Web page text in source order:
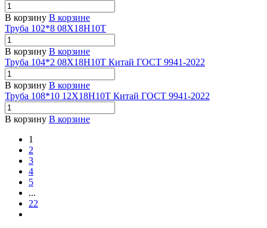
В корзину В корзине
Труба 102*8 08Х18Н10Т
В корзину В корзине
Труба 104*2 08Х18Н10Т Китай ГОСТ 9941-2022
В корзину В корзине
Труба 108*10 12Х18Н10Т Китай ГОСТ 9941-2022
В корзину В корзине
1
2
3
4
5
...
22